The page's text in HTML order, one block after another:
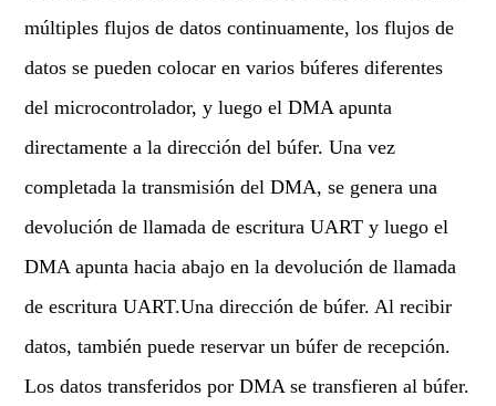
múltiples flujos de datos continuamente, los flujos de
datos se pueden colocar en varios búferes diferentes
del microcontrolador, y luego el DMA apunta
directamente a la dirección del búfer. Una vez
completada la transmisión del DMA, se genera una
devolución de llamada de escritura UART y luego el
DMA apunta hacia abajo en la devolución de llamada
de escritura UART.Una dirección de búfer. Al recibir
datos, también puede reservar un búfer de recepción.
Los datos transferidos por DMA se transfieren al búfer.